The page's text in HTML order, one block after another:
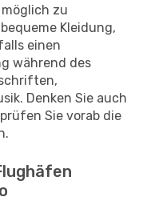
möglich zu
Kleidung,
einen
während des
Denken Sie auch
Sie vorab die